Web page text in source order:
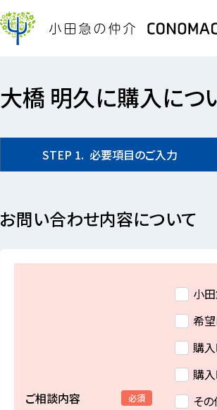
大橋 明久に購入につ
STEP 1. 必要項目のご入力
お問い合わせ内容について
ご相談内容 必須
小
希
購
購
そ